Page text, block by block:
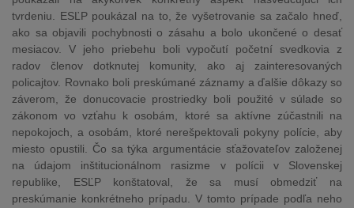
tvrdeniu. ESĽP poukázal na to, že vyšetrovanie sa začalo hneď,
ako sa objavili pochybnosti o zásahu a bolo ukončené o desať
mesiacov. V jeho priebehu boli vypočutí početní svedkovia z
radov členov dotknutej komunity, ako aj zainteresovaných
policajtov. Rovnako boli preskúmané záznamy a ďalšie dôkazy so
záverom, že donucovacie prostriedky boli použité v súlade so
zákonom vo vzťahu k osobám, ktoré sa aktívne zúčastnili na
nepokojoch, a osobám, ktoré nerešpektovali pokyny polície, aby
miesto opustili. Čo sa týka argumentácie sťažovateľov založenej
na údajom inštitucionálnom rasizme v polícii v Slovenskej
republike, ESĽP konštatoval, že sa musí obmedziť na
preskúmanie konkrétneho prípadu. V tomto prípade podľa neho